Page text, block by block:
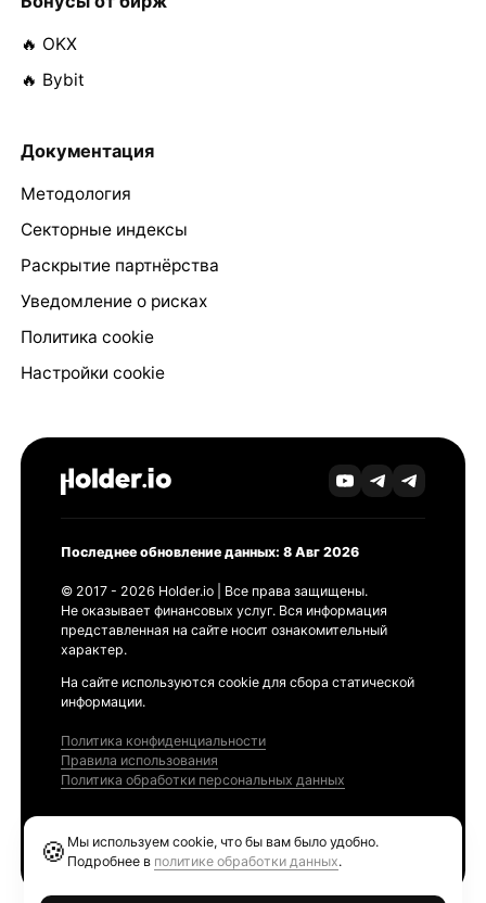
🔥 OKX
🔥 Bybit
Документация
Методология
Секторные индексы
Раскрытие партнёрства
Уведомление о рисках
Политика cookie
Настройки cookie
Последнее обновление данных: 8 Авг 2026
© 2017 - 2026 Holder.io | Все права защищены.
Не оказывает финансовых услуг. Вся информация
представленная на сайте носит ознакомительный
характер.
На сайте используются cookie для сбора статической
информации.
Политика конфиденциальности
Правила использования
Политика обработки персональных данных
🍪 Мы используем cookie, что бы вам было удобно.
Подробнее в политике обработки данных.
Ethereum GAS Tracker